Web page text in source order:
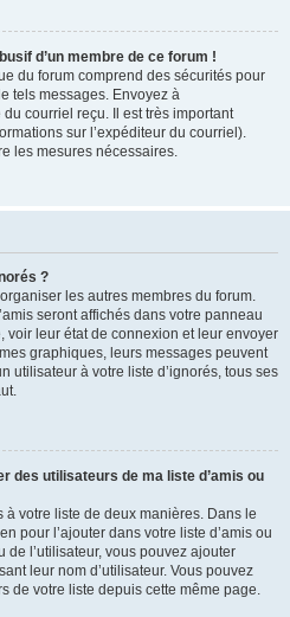
d’un membre de ce forum !
du forum comprend des sécurités pour
tels messages. Envoyez à
courriel reçu. Il est très important
sur l’expéditeur du courriel).
les mesures nécessaires.
?
les autres membres du forum.
seront affichés dans votre panneau
voir leur état de connexion et leur envoyer
graphiques, leurs messages peuvent
utilisateur à votre liste d’ignorés, tous ses
des utilisateurs de ma liste d’amis ou
votre liste de deux manières. Dans le
pour l’ajouter dans votre liste d’amis ou
de l’utilisateur, vous pouvez ajouter
leur nom d’utilisateur. Vous pouvez
de votre liste depuis cette même page.